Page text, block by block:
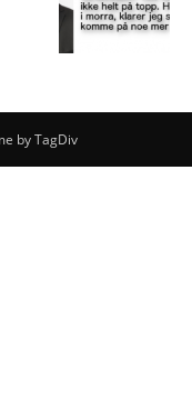
by TagDiv